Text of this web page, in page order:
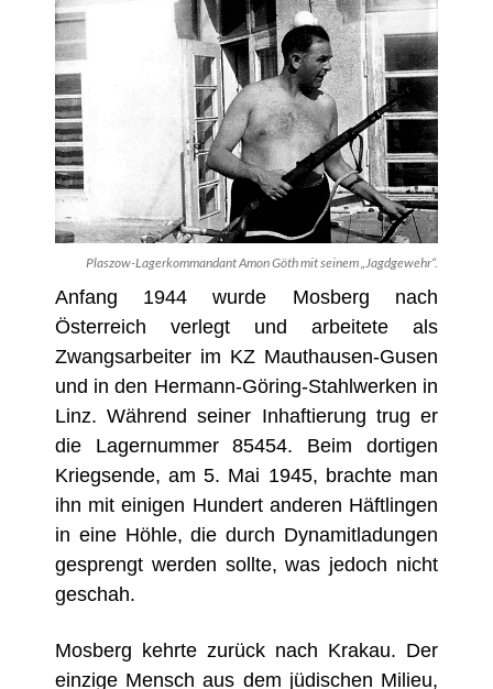
Plaszow-Lagerkommandant Amon Göth mit seinem „Jagdgewehr“.
Anfang 1944 wurde Mosberg nach
Österreich verlegt und arbeitete als
Zwangsarbeiter im KZ Mauthausen-Gusen
und in den Hermann-Göring-Stahlwerken in
Linz. Während seiner Inhaftierung trug er
die Lagernummer 85454. Beim dortigen
Kriegsende, am 5. Mai 1945, brachte man
ihn mit einigen Hundert anderen Häftlingen
in eine Höhle, die durch Dynamitladungen
gesprengt werden sollte, was jedoch nicht
geschah.
Mosberg kehrte zurück nach Krakau. Der
einzige Mensch aus dem jüdischen Milieu,